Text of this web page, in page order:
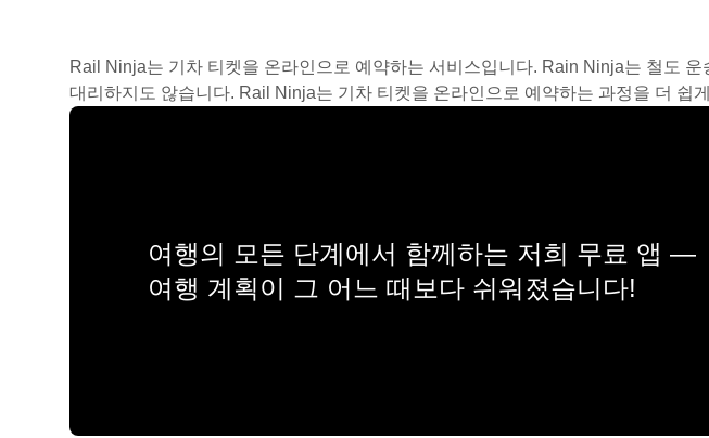
Rail Ninja는 기차 티켓을 온라인으로 예약하는 서비스입니다. Rain Ninja는 철도
대리하지도 않습니다. Rail Ninja는 기차 티켓을 온라인으로 예약하는 과정을 더 쉽
여행의 모든 단계에서 함께하는 저희 무료 앱 —
여행 계획이 그 어느 때보다 쉬워졌습니다!